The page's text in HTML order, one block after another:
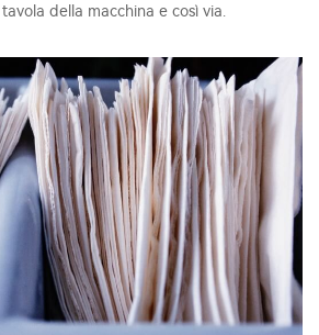
della macchina e così via.